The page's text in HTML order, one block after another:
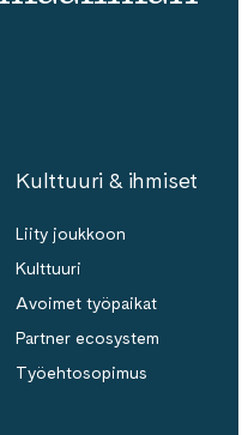
Kulttuuri & ihmiset
Liity joukkoon
Kulttuuri
Avoimet työpaikat
Partner ecosystem
Työehtosopimus